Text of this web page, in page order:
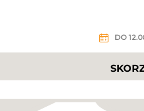
DO